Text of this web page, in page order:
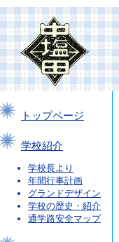
トップページ
学校紹介
学校長より
年間行事計画
グランドデザイン
学校の歴史・紹介
通学路安全マップ